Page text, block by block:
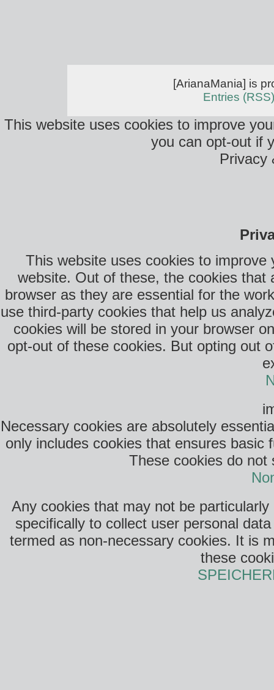
[ArianaMania] is
Entries (RSS)
This website uses cookies to improve
you can opt-out if
Privacy
This website uses cookies to
website. Out of these, the cookies that
browser as they are essential for the
use third-party cookies that help us
cookies will be stored in your browser
opt-out of these cookies. But opting out
Necessary cookies are absolutely
only includes cookies that ensures
These cookies do not
Any cookies that may not be
specifically to collect user personal
termed as non-necessary cookies. It is
these